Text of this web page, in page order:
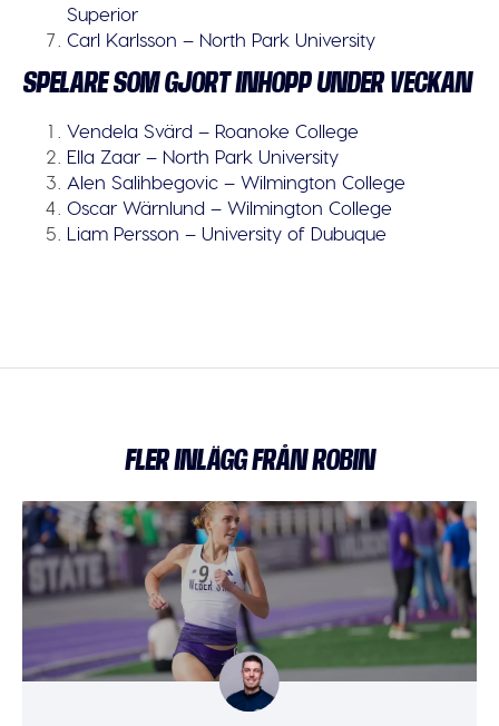
Superior
Carl Karlsson – North Park University
SPELARE SOM GJORT INHOPP UNDER VECKAN
Vendela Svärd – Roanoke College
Ella Zaar – North Park University
Alen Salihbegovic – Wilmington College
Oscar Wärnlund – Wilmington College
Liam Persson – University of Dubuque
FLER INLÄGG FRÅN ROBIN